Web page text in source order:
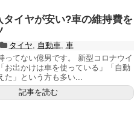
タイヤが安い?車の維持費を
タイヤ, 自動車, 車
ってない億男です。 新型コロナウイ
お出かけは車を使っている」「自動
た」という方も多い...
記事を読む